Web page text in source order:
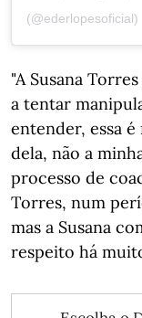
(@ederlopesoficial)
"A Susana
a tentar
entender, essa é
dela, não a
processo de
Torres, num
mas a Susana
respeito há